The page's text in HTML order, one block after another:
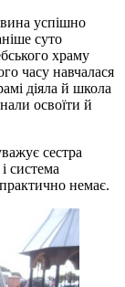
успішно
суто
храму
часу навчалася
діяла й школа
освоїти й
сестра
система
немає.